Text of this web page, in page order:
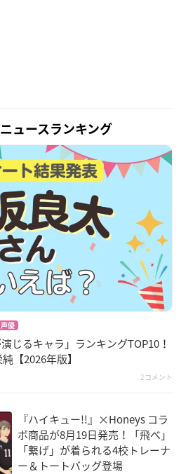
ュースランキング
声優
じるキャラ」ランキングTOP10！
【2026年版】
2コメント
『ハイキュー!!』×Honeys コラ
ボ商品が8月19日発売！「飛べ」
「繋げ」が着られる4校トレーナ
ー＆トートバッグ登場